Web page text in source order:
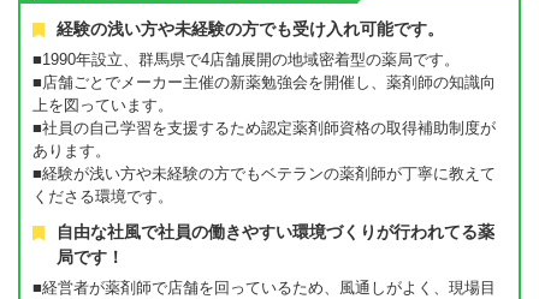
経験の浅い方や未経験の方でも受け入れ可能です。
■1990年設立、群馬県で4店舗展開の地域密着型の薬局です。
■店舗ごとでメーカー主催の新薬勉強会を開催し、薬剤師の知識向
上を図っています。
■社員の自己学習を支援するため認定薬剤師資格の取得補助制度が
あります。
■経験が浅い方や未経験の方でもベテランの薬剤師が丁寧に教えて
くださる環境です。
自由な社風で社員の働きやすい環境づくりが行われてる薬
局です！
■経営者が薬剤師で店舗を回っているため、風通しがよく、現場目